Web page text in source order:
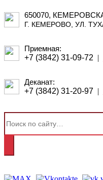
650070,
Г. КЕМЕРОВО, УЛ.
Приемная:
+7 (3842) 31-09-72 |
Деканат:
+7 (3842) 31-20-97 |